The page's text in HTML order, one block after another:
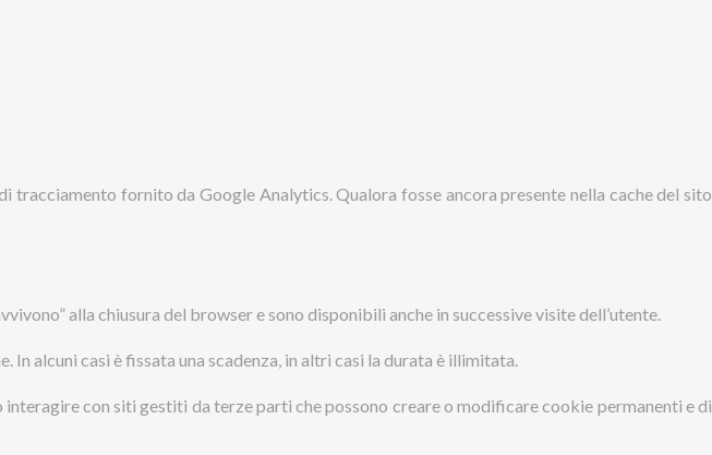
fornito da Google Analytics. Qualora fosse ancora presente nella cache del sito
alla chiusura del browser e sono disponibili anche in successive visite dell’utente.
alcuni casi è fissata una scadenza, in altri casi la durata è illimitata.
con siti gestiti da terze parti che possono creare o modificare cookie permanenti e di